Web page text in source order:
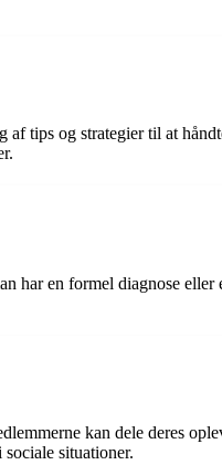
tips og strategier til at
har en formel diagnose
kan dele deres
situationer.